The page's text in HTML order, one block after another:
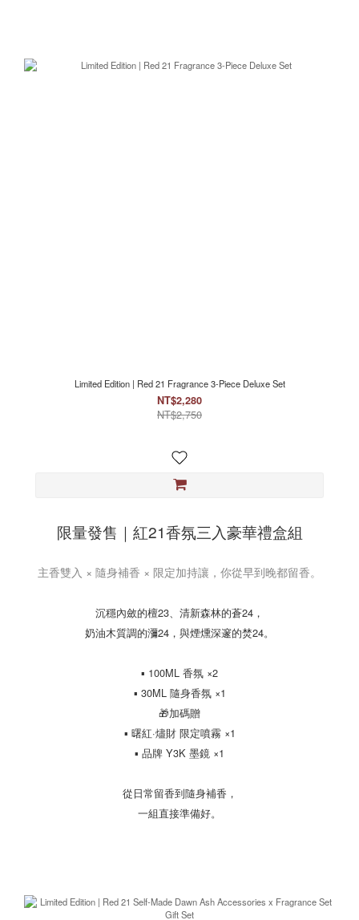
Limited Edition | Red 21 Fragrance 3-Piece Deluxe Set
NT$2,280
NT$2,750
限量發售｜紅21香氛三入豪華禮盒組
主香雙入 × 隨身補香 × 限定加持讓，你從早到晚都留香。
沉穩內斂的檀23、清新森林的蒼24，
奶油木質調的瀰24，與煙燻深邃的焚24。
▪ 100ML 香氛 ×2
▪ 30ML 隨身香氛 ×1
🎁加碼贈
▪ 曙紅·燼財 限定噴霧 ×1
▪ 品牌 Y3K 墨鏡 ×1
從日常留香到隨身補香，
一組直接準備好。